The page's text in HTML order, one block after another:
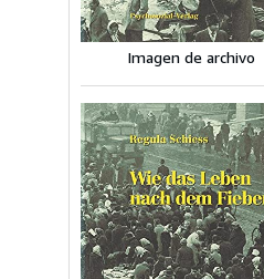
Imagen de archivo